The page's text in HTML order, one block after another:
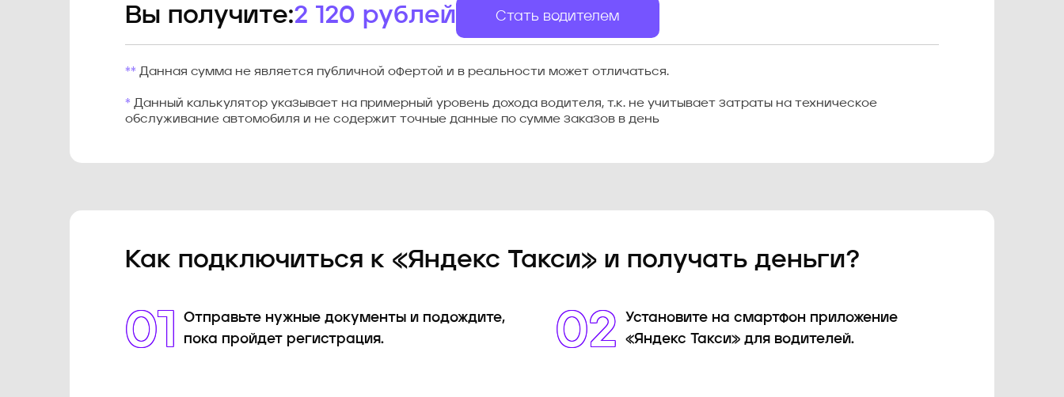
Вы получите:2 120 рублей Стать водителем
** Данная сумма не является публичной офертой и в реальности может отличаться.
* Данный калькулятор указывает на примерный уровень дохода водителя, т.к. не учитывает затраты на техническое
обслуживание автомобиля и не содержит точные данные по сумме заказов в день
Как подключиться к «Яндекс Такси» и получать деньги?
01
Отправьте нужные документы и подождите,
пока пройдет регистрация.
02
Установите на смартфон приложение
«Яндекс Такси» для водителей.